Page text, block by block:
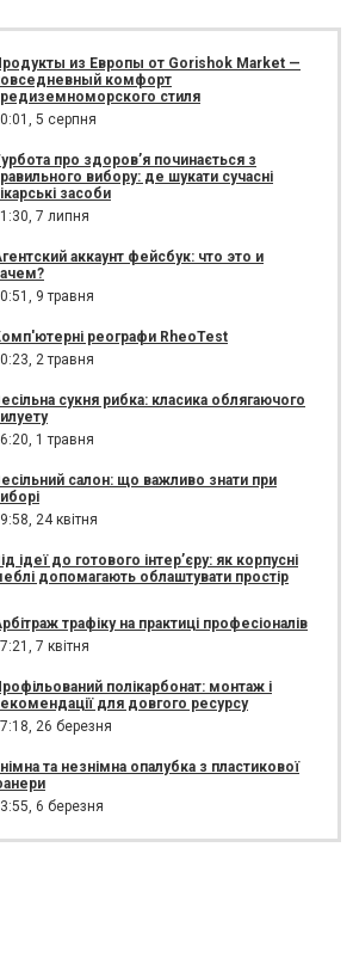
из Европы от Gorishok Market —
комфорт
стиля
5 серпня
про здоров’я починається з
вибору: де шукати сучасні
засоби
7 липня
аккаунт фейсбук: что это и
9 травня
реографи RheoTest
2 травня
сукня рибка: класика облягаючого
1 травня
салон: що важливо знати при
24 квітня
ідеї до готового інтер’єру: як корпусні
допомагають облаштувати простір
трафіку на практиці професіоналів
7 квітня
полікарбонат: монтаж і
для довгого ресурсу
26 березня
та незнімна опалубка з пластикової
6 березня